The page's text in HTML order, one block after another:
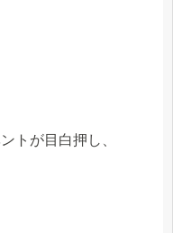
トが目白押し、